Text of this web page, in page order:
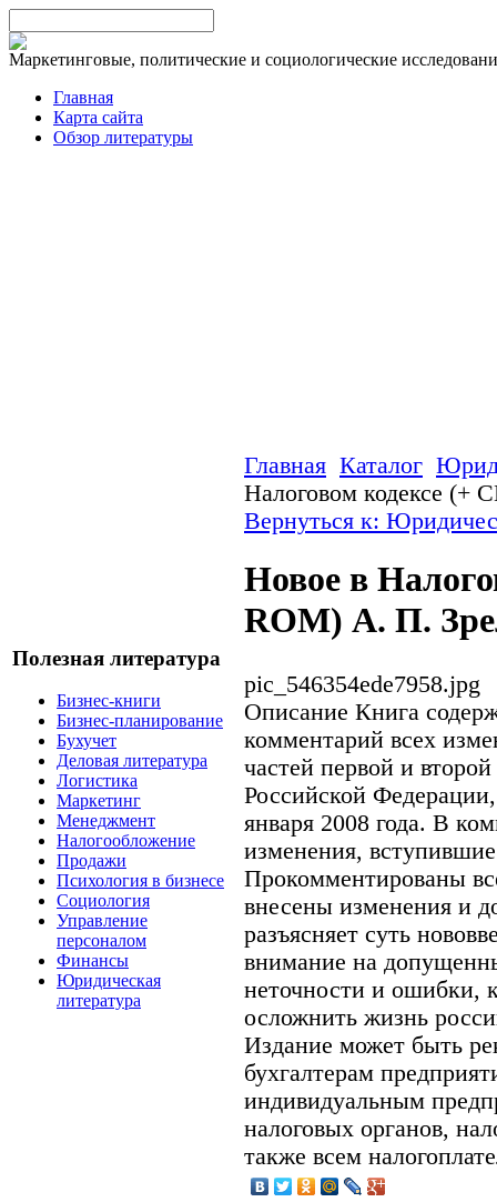
Маркетинговые, политические и социологические
Главная
Карта сайта
Обзор литературы
Полезная литература
Бизнес-книги
Бизнес-планирование
Бухучет
Деловая литература
Логистика
Маркетинг
Менеджмент
Налогообложение
Продажи
Психология в бизнесе
Социология
Управление
персоналом
Финансы
Юридическая
литература
Главная Каталог
Налоговом кодексе (+
Вернуться к:
Новое в
ROM) А. П.
pic_546354ede7958.jpg
Описание Книга
комментарий всех
частей первой и
Российской
января 2008 года. В
изменения,
Прокомментированы
внесены изменения и
разъясняет суть
внимание на
неточности и ошибки,
осложнить жизнь
Издание может быть
бухгалтерам
индивидуальным
налоговых органов,
также всем